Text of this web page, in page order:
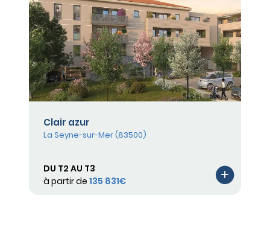
Clair azur
La Seyne-sur-Mer (83500)
DU T2 AU T3
à partir de 135 831€